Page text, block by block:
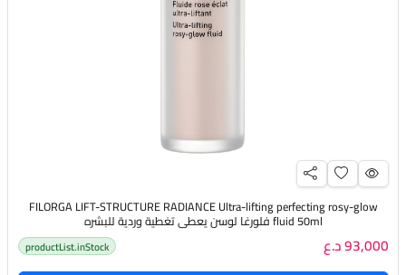
FILORGA LIFT-STRUCTURE RADIANCE Ultra-lifting perfecting rosy-glow
fluid 50ml فلورغا لوسن يعطي تغطية وردية للبشره
93,000 د.ع productList.inStock